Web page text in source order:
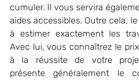
cumuler. Il vous servira
aides accessibles. Outre cela,
à estimer exactement les
Avec lui, vous connaîtrez le
à la réussite de votre
présente généralement le